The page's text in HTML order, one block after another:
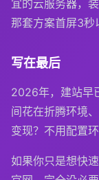
宜的云服务器，
那套方案首屏3秒
写在最后
2026年，建站早
间花在折腾环境
变现？不用配置
如果你只是想快